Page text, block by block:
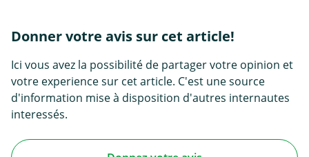
Donner votre avis sur cet article!
Ici vous avez la possibilité de partager votre opinion et
votre experience sur cet article. C'est une source
d'information mise à disposition d'autres internautes
interessés.